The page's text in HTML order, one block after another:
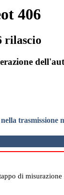
406
rilascio
trasmissione
di